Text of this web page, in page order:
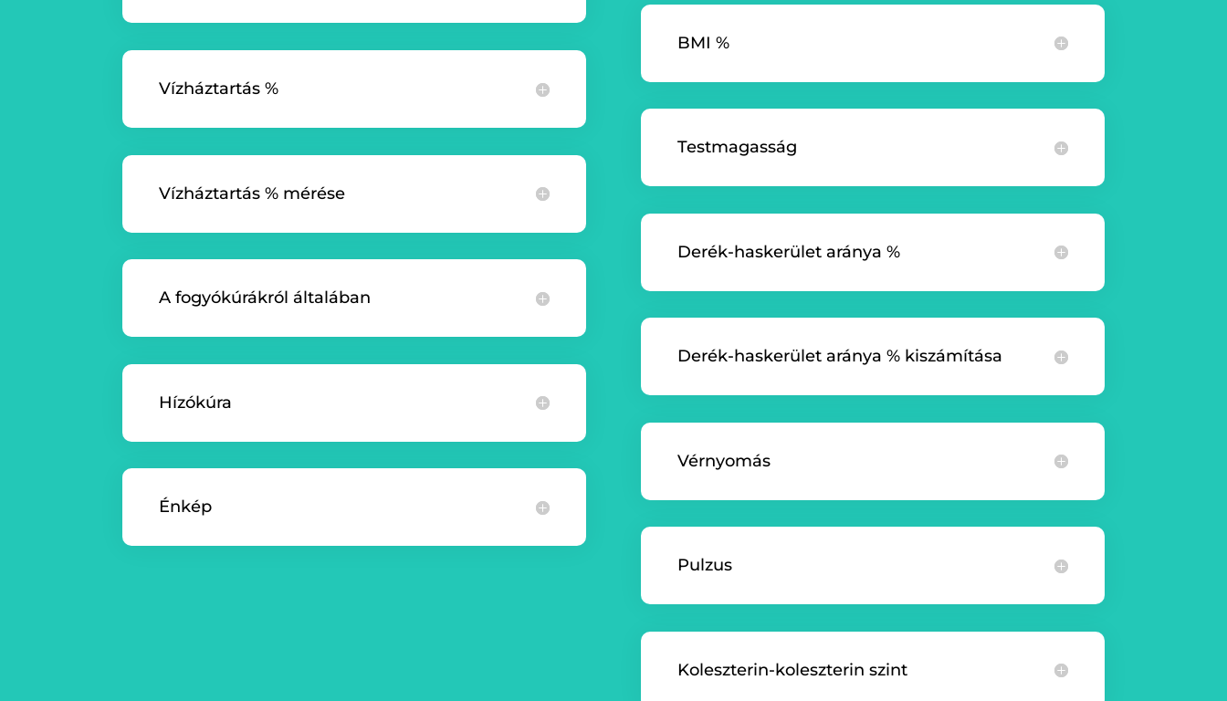
Vízháztartás %
Vízháztartás % mérése
A fogyókúrákról általában
Hízókúra
Énkép
BMI %
Testmagasság
Derék-haskerület aránya %
Derék-haskerület aránya % kiszámítása
Vérnyomás
Pulzus
Koleszterin-koleszterin szint